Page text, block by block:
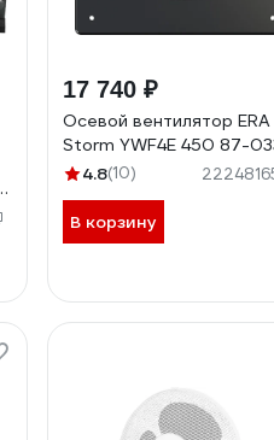
17 740 ₽
Осевой вентилятор ERA
Storm YWF4E 450 87-
4.8(10)
В корзину